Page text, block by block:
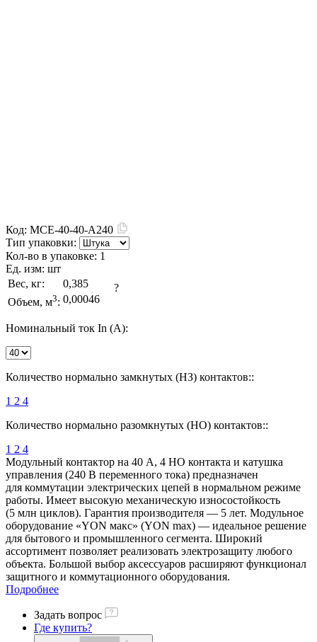
Код: MCE-40-40-A240
Тип упаковки:
Кол-во в упаковке: 1
Ед. изм: шт
Вес, кг:
0,385
Объем, м3: 0,00046
?
Номинальный ток In (А):
Количество нормально замкнутых (НЗ) контактов::
1 2 4
Количество нормально разомкнутых (НО) контактов::
1 2 4
Модульный контактор на 40 А, 4 НО контакта и катушка
управления (240 В переменного тока) предназначен
для коммутации электрических цепей в нормальном режиме
работы. Имеет высокую механическую износостойкость
(5 млн циклов). Гарантия производителя — 5 лет. Модульное
оборудование «YON макс» (YON max) — идеальное решение
для бытового и промышленного сегмента. Широкий
ассортимент позволяет реализовать электрозащиту любого
объекта. Большой выбор аксессуаров расширяют функционал
защитного и коммутационного оборудования.
Подробнее
Задать вопрос
Где купить?